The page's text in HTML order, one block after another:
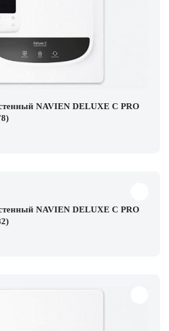
NAVIEN DELUXE С PRO
NAVIEN DELUXE С PRO